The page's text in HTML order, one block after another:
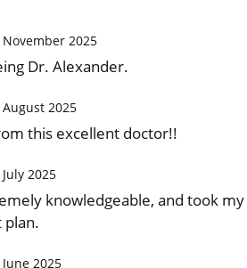
November 2025
Dr. Alexander.
August 2025
this excellent doctor!!
2025
knowledgeable, and took
2025